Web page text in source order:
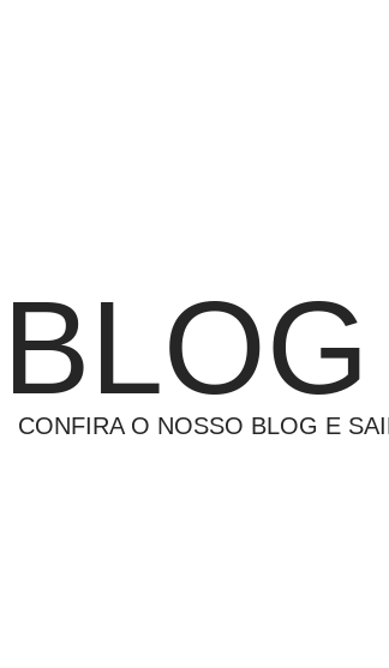
BLOG
CONFIRA O NOSSO BLOG E